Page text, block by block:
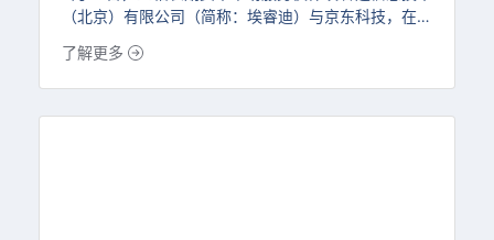
（北京）有限公司（简称：埃睿迪）与京东科技，在京
等领域形成生态合力，共谱产业数字化转型新篇章。活
动现场，埃睿迪董事长吴奇锋，埃睿迪副总裁兼研究院
了解更多